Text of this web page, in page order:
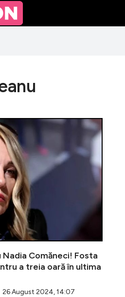
Comăneci! Fosta
a treia oară în ultima
August 2024, 14:07